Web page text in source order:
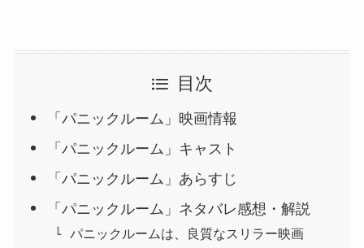
目次
「パニックルーム」映画情報
「パニックルーム」キャスト
「パニックルーム」あらすじ
「パニックルーム」ネタバレ感想・解説
パニックルームは、良質なスリラー映画